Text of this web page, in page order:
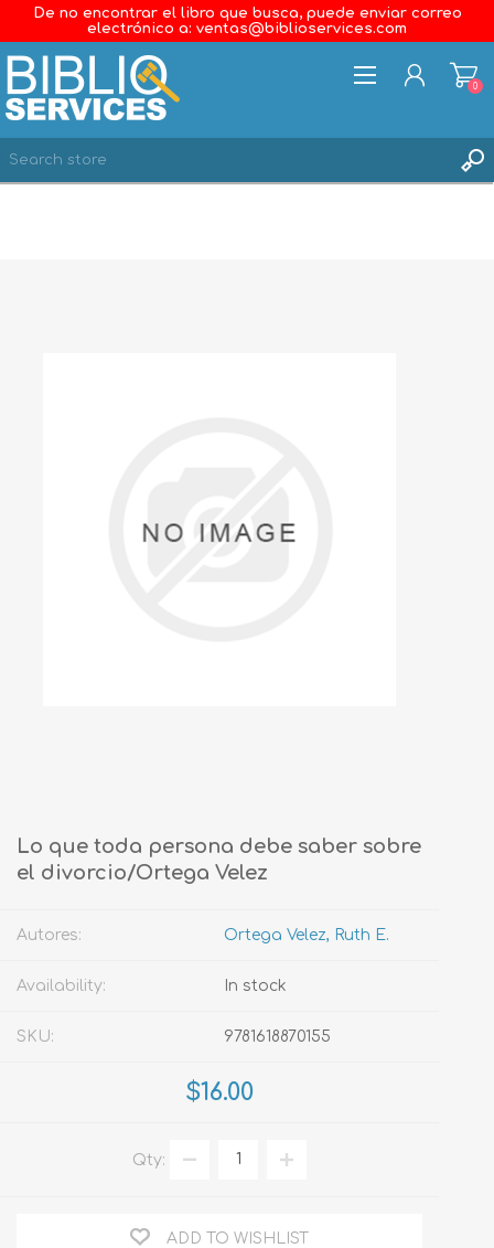
De no encontrar el libro que busca, puede enviar correo
electrónico a: ventas@biblioservices.com
0
Lo que toda persona debe saber sobre
el divorcio/Ortega Velez
Autores: Ortega Velez, Ruth E.
Availability: In stock
SKU: 9781618870155
$16.00
Qty:
ADD TO WISHLIST